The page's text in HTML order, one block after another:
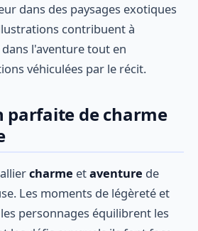
dans des paysages exotiques
contribuent à
l'aventure tout en
véhiculées par le récit.
parfaite de charme
charme etaventure de
Les moments de légèreté et
personnages équilibrent les